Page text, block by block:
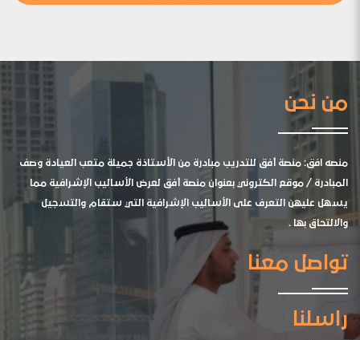
من نحن
منصه افق: منصة أفق للتدريب مبادرة من الأستاذة جميلة متعب العيادة وصف
المبادرة / موقع الكتروني بعنوان منصة أفق لعرض الأساليب الإشرافية مما
يسهل عليهن التعرف على الأساليب الإشرافية التي ستقام والتسجيل
والالتحاق بها .
تواصل معنا
راسلنا